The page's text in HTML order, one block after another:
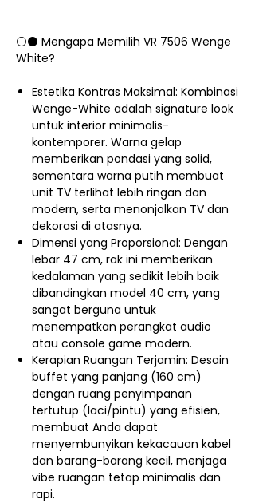
⚪⚫ Mengapa Memilih VR 7506 Wenge
White?
Estetika Kontras Maksimal: Kombinasi
Wenge-White adalah signature look
untuk interior minimalis-
kontemporer. Warna gelap
memberikan pondasi yang solid,
sementara warna putih membuat
unit TV terlihat lebih ringan dan
modern, serta menonjolkan TV dan
dekorasi di atasnya.
Dimensi yang Proporsional: Dengan
lebar 47 cm, rak ini memberikan
kedalaman yang sedikit lebih baik
dibandingkan model 40 cm, yang
sangat berguna untuk
menempatkan perangkat audio
atau console game modern.
Kerapian Ruangan Terjamin: Desain
buffet yang panjang (160 cm)
dengan ruang penyimpanan
tertutup (laci/pintu) yang efisien,
membuat Anda dapat
menyembunyikan kekacauan kabel
dan barang-barang kecil, menjaga
vibe ruangan tetap minimalis dan
rapi.